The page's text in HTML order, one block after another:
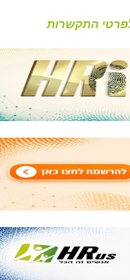
התקשרות